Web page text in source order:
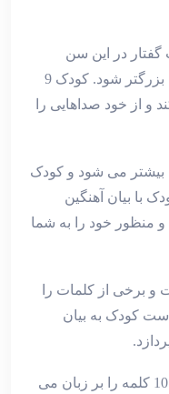
گفتار در این سن
پاسخگو نیست و باید اجازه داد کودک بزرگتر شود. کودک 9
از خود صداهایی را
بیشتر می شود و کودک
با بیان آهنگین
منظور خود را به شما
برخی از کلمات را
کودک به بیان
18 ماهگی: کودک در این سن حداقل 10 کلمه را بر زبان می